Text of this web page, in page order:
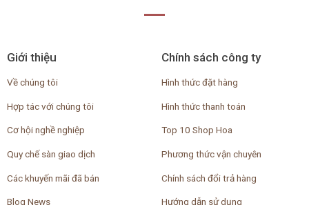
Giới thiệu
Về chúng tôi
Hợp tác với chúng tôi
Cơ hội nghề nghiệp
Quy chế sàn giao dịch
Các khuyến mãi đã bán
Blog News
Chính sách công ty
Hình thức đặt hàng
Hình thức thanh toán
Top 10 Shop Hoa
Phương thức vận chuyên
Chính sách đổi trả hàng
Hướng dẫn sử dụng